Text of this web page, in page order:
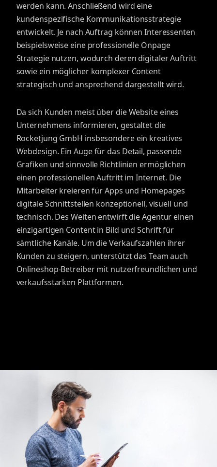
werden kann. Anschließend wird eine
kundenspezifische Kommunikationsstrategie
entwickelt. Je nach Auftrag können Interessenten
beispielsweise eine professionelle Onpage
Strategie nutzen, wodurch deren digitaler Auftritt
sowie ein möglicher komplexer Content
strategisch und ansprechend dargestellt wird.
Da sich Kunden meist über die Website eines
Unternehmens informieren, gestaltet die
Rocketjung GmbH insbesondere ein kreatives
Webdesign. Ein Auge für das Detail, passende
Grafiken und sinnvolle Richtlinien ermöglichen
einen professionellen Auftritt im Internet. Die
Mitarbeiter kreieren für Apps und Homepages
digitale Schnittstellen konzeptionell, visuell und
technisch. Des Weiten entwirft die Agentur einen
einzigartigen Content in Bild und Schrift für
sämtliche Kanäle. Um die Verkaufszahlen ihrer
Kunden zu steigern, unterstützt das Team auch
Onlineshop-Betreiber mit nutzerfreundlichen und
verkaufsstarken Plattformen.